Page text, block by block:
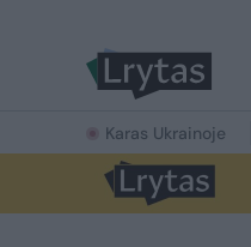
Karas Ukrainoje